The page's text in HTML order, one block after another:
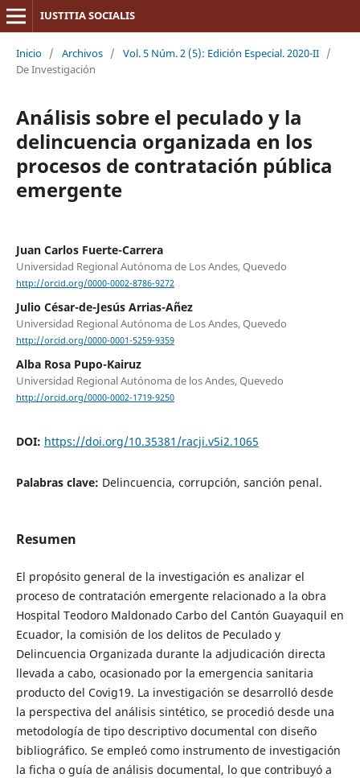
IUSTITIA SOCIALIS
Inicio / Archivos / Vol. 5 Núm. 2 (5): Edición Especial. 2020-II /
De Investigación
Análisis sobre el peculado y la
delincuencia organizada en los
procesos de contratación pública
emergente
Juan Carlos Fuerte-Carrera
Universidad Regional Autónoma de Los Andes, Quevedo
http://orcid.org/0000-0002-8786-9272
Julio César-de-Jesús Arrias-Añez
Universidad Regional Autónoma de Los Andes, Quevedo
http://orcid.org/0000-0001-5259-9359
Alba Rosa Pupo-Kairuz
Universidad Regional Autónoma de los Andes, Quevedo
http://orcid.org/0000-0002-1719-9250
DOI: https://doi.org/10.35381/racji.v5i2.1065
Palabras clave: Delincuencia, corrupción, sanción penal.
Resumen
El propósito general de la investigación es analizar el
proceso de contratación emergente relacionado a la obra
Hospital Teodoro Maldonado Carbo del Cantón Guayaquil en
Ecuador, la comisión de los delitos de Peculado y
Delincuencia Organizada durante la adjudicación directa
llevada a cabo, ocasionado por la emergencia sanitaria
producto del Covig19. La investigación se desarrolló desde
la perspectiva del análisis sintético, se procedió desde una
metodología de tipo descriptivo documental con diseño
bibliográfico. Se empleó como instrumento de investigación
la ficha o guía de análisis documental, lo que contribuyó a